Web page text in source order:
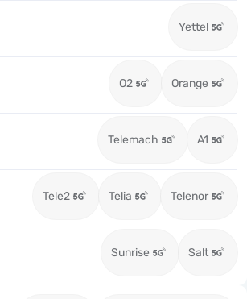
Yettel
O2 Orange
Telemach A1
Tele2 Telia Telenor
Sunrise Salt